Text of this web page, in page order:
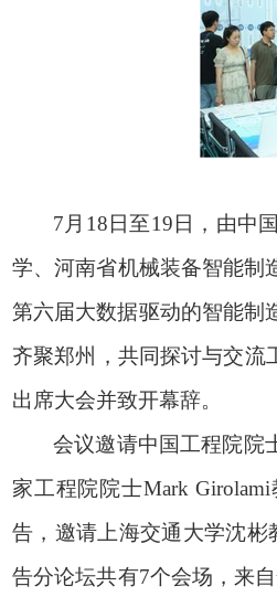
7 月 18 日至19 日，由中
学、河南省机械装备智能制
第六届大数据驱动的智能制
齐聚郑州，共同探讨与交流
出席大会并致开幕辞。
会议邀请中国工程院院
家工程院院士Mark Girolami
告，邀请上海交通大学沈
告分论坛共有7个会场，来